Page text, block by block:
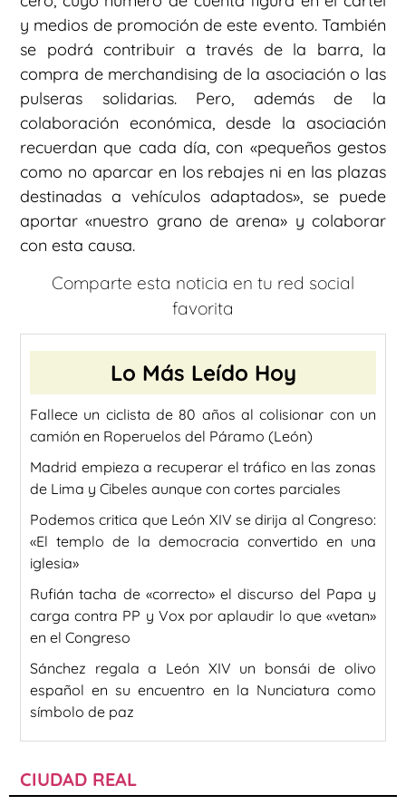
y medios de promoción de este evento. También
se podrá contribuir a través de la barra, la
compra de merchandising de la asociación o las
pulseras solidarias. Pero, además de la
colaboración económica, desde la asociación
recuerdan que cada día, con «pequeños gestos
como no aparcar en los rebajes ni en las plazas
destinadas a vehículos adaptados», se puede
aportar «nuestro grano de arena» y colaborar
con esta causa.
Comparte esta noticia en tu red social
favorita
Lo Más Leído Hoy
Fallece un ciclista de 80 años al colisionar con un
camión en Roperuelos del Páramo (León)
Madrid empieza a recuperar el tráfico en las zonas
de Lima y Cibeles aunque con cortes parciales
Podemos critica que León XIV se dirija al Congreso:
«El templo de la democracia convertido en una
iglesia»
Rufián tacha de «correcto» el discurso del Papa y
carga contra PP y Vox por aplaudir lo que «vetan»
en el Congreso
Sánchez regala a León XIV un bonsái de olivo
español en su encuentro en la Nunciatura como
símbolo de paz
CIUDAD REAL